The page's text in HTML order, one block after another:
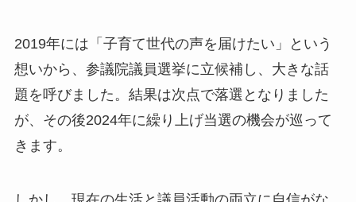
2019年には「子育て世代の声を届けたい」という
想いから、参議院議員選挙に立候補し、大きな話
題を呼びました。結果は次点で落選となりました
が、その後2024年に繰り上げ当選の機会が巡って
きます。